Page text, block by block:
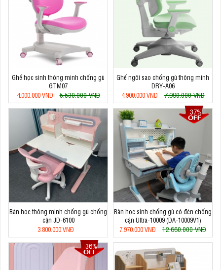
Ghế học sinh thông minh chống gù
GTM07
4.000.000 VNĐ
5.530.000 VNĐ
Ghế ngôi sao chống gù thông minh
DRY-A06
4.900.000 VNĐ
7.990.000 VNĐ
Bàn học thông minh chống gù chống
cận JD-6100
3.800.000 VNĐ
37%
Bàn học sinh chống gù có đèn chống
cận Ultra-10009 (DA-10009V1)
7.970.000 VNĐ
12.660.000 VNĐ
36%